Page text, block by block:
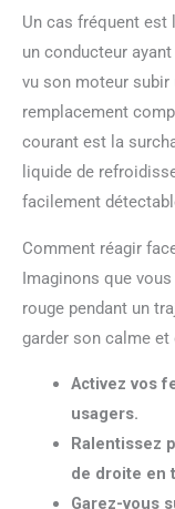
Un cas fréquent est le voyant pression d’huile. Par exemple,
un conducteur
vu son moteur
remplacement
courant est la
liquide de
facilement
Comment réagir
Imaginons que vous apercevez soudainement un voyant
rouge pendant un
garder son calme et
Activez vos feux de détresse pour alerter les autres
usagers.
Ralentissez progressivement et rejoignez la voie
de droite en
Garez-vous sur la bande d’arrêt d’urgence ou une